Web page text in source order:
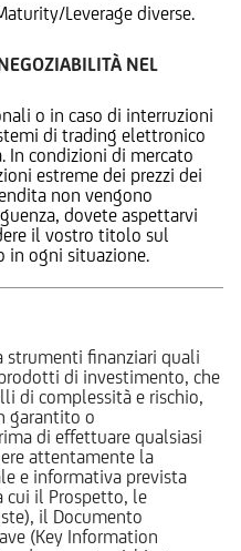
Leverage diverse.
NEL
o in caso di interruzioni
di trading elettronico
In condizioni di mercato
estreme dei prezzi dei
non vengono
dovete aspettarvi
il vostro titolo sul
in ogni situazione.
strumenti finanziari quali
di investimento, che
di complessità e rischio,
garantito o
di effettuare qualsiasi
attentamente la
e informativa prevista
cui il Prospetto, le
il Documento
(Key Information